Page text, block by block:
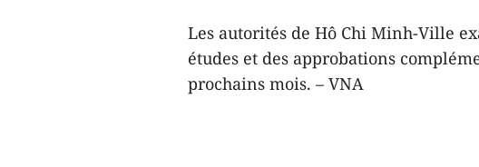
Les autorités de Hô Chi Minh-Ville
études et des approbations
prochains mois. – VNA